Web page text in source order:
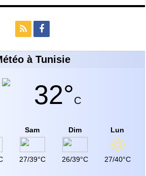
à Tunisie
32°C
Sam
27/39°C
Dim
26/39°C
Lun
27/40°C